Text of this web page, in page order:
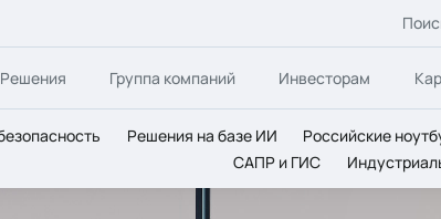
Группа компаний Инвесторам
Решения на базе ИИ Российские
САПР и ГИС